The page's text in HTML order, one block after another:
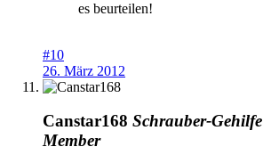
es beurteilen!
#10
26. März 2012
Canstar168 Schrauber-Gehilfe
Member